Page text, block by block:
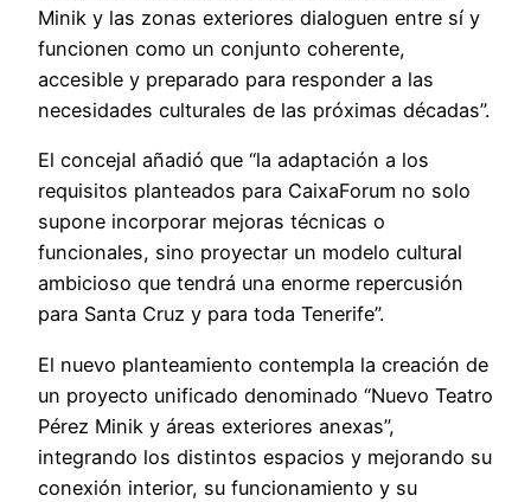
Minik y las zonas exteriores dialoguen entre sí y
funcionen como un conjunto coherente,
accesible y preparado para responder a las
necesidades culturales de las próximas décadas”.
El concejal añadió que “la adaptación a los
requisitos planteados para CaixaForum no solo
supone incorporar mejoras técnicas o
funcionales, sino proyectar un modelo cultural
ambicioso que tendrá una enorme repercusión
para Santa Cruz y para toda Tenerife”.
El nuevo planteamiento contempla la creación de
un proyecto unificado denominado “Nuevo Teatro
Pérez Minik y áreas exteriores anexas”,
integrando los distintos espacios y mejorando su
conexión interior, su funcionamiento y su